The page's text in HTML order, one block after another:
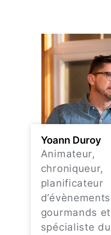
Yoann Duroy
Animateur,
chroniqueur,
planificateur
d’évènements
gourmands et
spécialiste